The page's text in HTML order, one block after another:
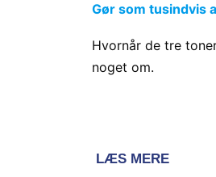
Gør som tusindvis
Hvornår de tre
noget om.